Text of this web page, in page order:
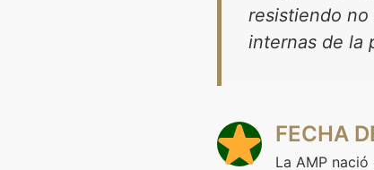
resistiendo no
internas de la
FECHA
La AMP